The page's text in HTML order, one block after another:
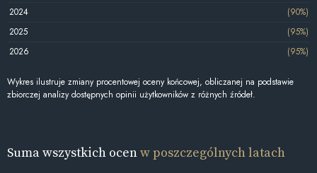
2024
(90%)
2025
(95%)
2026
(95%)
Wykres ilustruje zmiany procentowej oceny końcowej, obliczanej na podstawie
zbiorczej analizy dostępnych opinii użytkowników z różnych źródeł.
Suma wszystkich ocenw poszczególnych latach